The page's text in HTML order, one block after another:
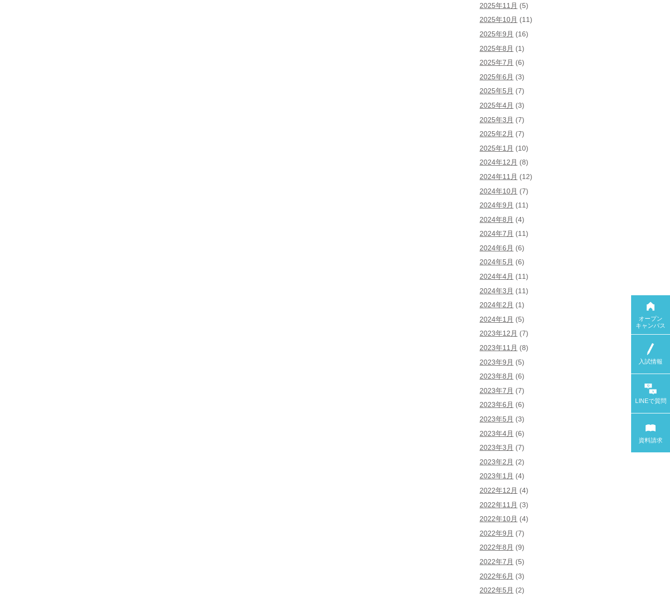
2025年11月 (5)
2025年10月 (11)
2025年9月 (16)
2025年8月 (1)
2025年7月 (6)
2025年6月 (3)
2025年5月 (7)
2025年4月 (3)
2025年3月 (7)
2025年2月 (7)
2025年1月 (10)
2024年12月 (8)
2024年11月 (12)
2024年10月 (7)
2024年9月 (11)
2024年8月 (4)
2024年7月 (11)
2024年6月 (6)
2024年5月 (6)
2024年4月 (11)
2024年3月 (11)
2024年2月 (1)
2024年1月 (5)
2023年12月 (7)
2023年11月 (8)
2023年9月 (5)
2023年8月 (6)
2023年7月 (7)
2023年6月 (6)
2023年5月 (3)
2023年4月 (6)
2023年3月 (7)
2023年2月 (2)
2023年1月 (4)
2022年12月 (4)
2022年11月 (3)
2022年10月 (4)
2022年9月 (7)
2022年8月 (9)
2022年7月 (5)
2022年6月 (3)
2022年5月 (2)
オープン
キャンパス
入試情報
LINEで質問
資料請求